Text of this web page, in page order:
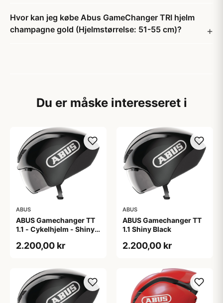
Hvor kan jeg købe Abus GameChanger TRI hjelm
champagne gold (Hjelmstørrelse: 51-55 cm)?
Du er måske interesseret i
ABUS
ABUS Gamechanger TT
1.1 - Cykelhjelm - Shiny
2.200,00 kr
ABUS
ABUS Gamechanger TT
1.1 Shiny Black
2.200,00 kr